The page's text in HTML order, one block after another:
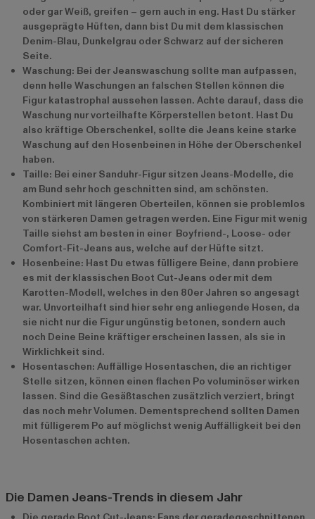
oder gar Weiß, greifen – gern auch in eng. Hast Du stärker
ausgeprägte Hüften, dann bist Du mit dem klassischen
Denim-Blau, Dunkelgrau oder Schwarz auf der sicheren
Seite.
Waschung: Bei der Jeanswaschung sollte man aufpassen,
denn helle Waschungen an falschen Stellen können die
Figur katastrophal aussehen lassen. Achte darauf, dass die
Waschung nur vorteilhafte Körperstellen betont. Hast Du
also kräftige Oberschenkel, sollte die Jeans keine starke
Waschung auf den Hosenbeinen in Höhe der Oberschenkel
haben.
Taille: Bei einer Sanduhr-Figur sitzen Jeans-Modelle, die
am Bund sehr hoch geschnitten sind, am schönsten.
Kombiniert mit längeren Oberteilen, können sie problemlos
von stärkeren Damen getragen werden. Eine Figur mit wenig
Taille siehst am besten in einer Boyfriend-, Loose- oder
Comfort-Fit-Jeans aus, welche auf der Hüfte sitzt.
Hosenbeine: Hast Du etwas fülligere Beine, dann probiere
es mit der klassischen Boot Cut-Jeans oder mit dem
Karotten-Modell, welches in den 80er Jahren so angesagt
war. Unvorteilhaft sind hier sehr eng anliegende Hosen, da
sie nicht nur die Figur ungünstig betonen, sondern auch
noch Deine Beine kräftiger erscheinen lassen, als sie in
Wirklichkeit sind.
Hosentaschen: Auffällige Hosentaschen, die an richtiger
Stelle sitzen, können einen flachen Po voluminöser wirken
lassen. Sind die Gesäßtaschen zusätzlich verziert, bringt
das noch mehr Volumen. Dementsprechend sollten Damen
mit fülligerem Po auf möglichst wenig Auffälligkeit bei den
Hosentaschen achten.
Die Damen Jeans-Trends in diesem Jahr